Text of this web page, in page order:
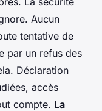
Aucun
tentative de
par un refus des
Déclaration
accès
compte. La